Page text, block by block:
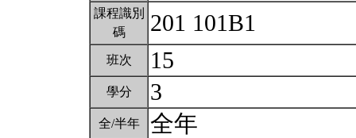
課程識別
碼
201 101B1
班次 15
學分 3
全/半年 全年